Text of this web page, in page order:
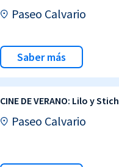
Paseo Calvario
Saber más
CINE DE VERANO: Lilo y Stich
Paseo Calvario